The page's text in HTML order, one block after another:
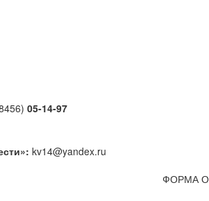
05-14-97
kv14@yandex.ru
ФОРМА